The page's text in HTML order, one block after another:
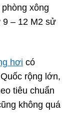
xông
– 12 M2 sử
hơi có
rộng lớn,
tiêu chuẩn
không quá